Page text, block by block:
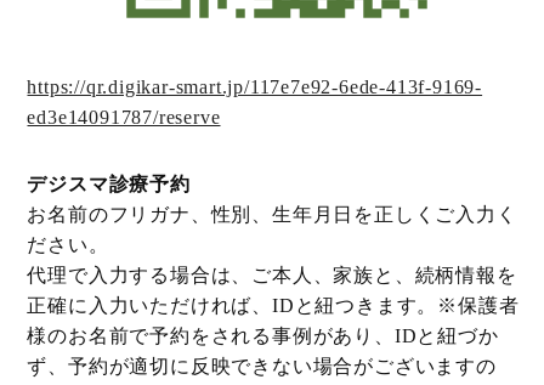
https://qr.digikar-smart.jp/117e7e92-6ede-413f-9169-
ed3e14091787/reserve
デジスマ診療予約
お名前のフリガナ、性別、生年月日を正しくご入力く
ださい。
代理で入力する場合は、ご本人、家族と、続柄情報を
正確に入力いただければ、IDと紐つきます。※保護者
様のお名前で予約をされる事例があり、IDと紐づか
ず、予約が適切に反映できない場合がございますの